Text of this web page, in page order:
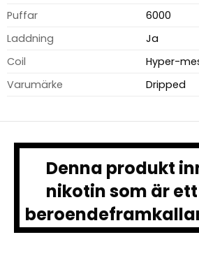
Puffar
6000
Laddning
Ja
Coil
Hyper-
Varumärke
Dripped
Denna produkt
nikotin som är